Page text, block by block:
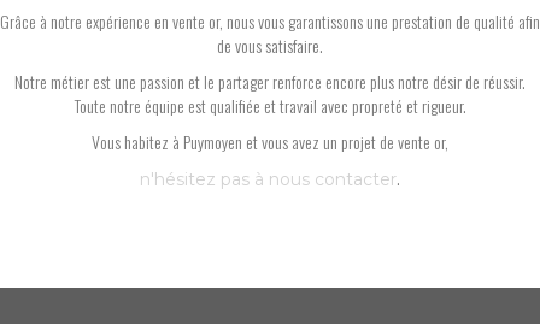
Grâce à notre expérience en vente or, nous vous garantissons une prestation de qualité afin
de vous satisfaire.
Notre métier est une passion et le partager renforce encore plus notre désir de réussir.
Toute notre équipe est qualifiée et travail avec propreté et rigueur.
Vous habitez à Puymoyen et vous avez un projet de vente or,
n'hésitez pas à nous contacter.